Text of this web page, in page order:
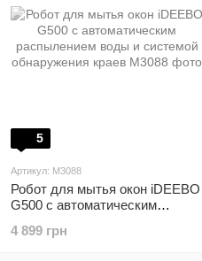
5
Артикул: M3088
Робот для мытья окон iDEEBO
G500 с автоматическим
обнаружения краев
4 899 грн